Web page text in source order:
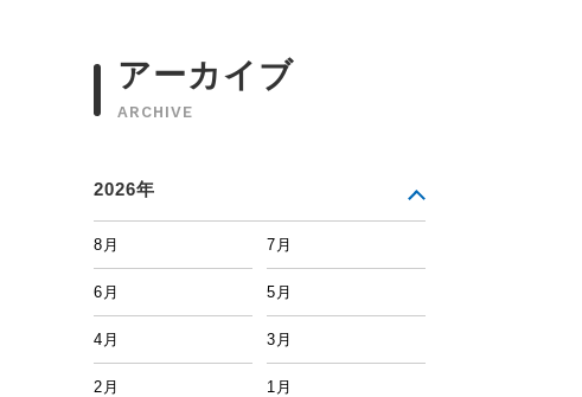
アーカイブ
ARCHIVE
2026年
8月 7月
6月 5月
4月 3月
2月 1月